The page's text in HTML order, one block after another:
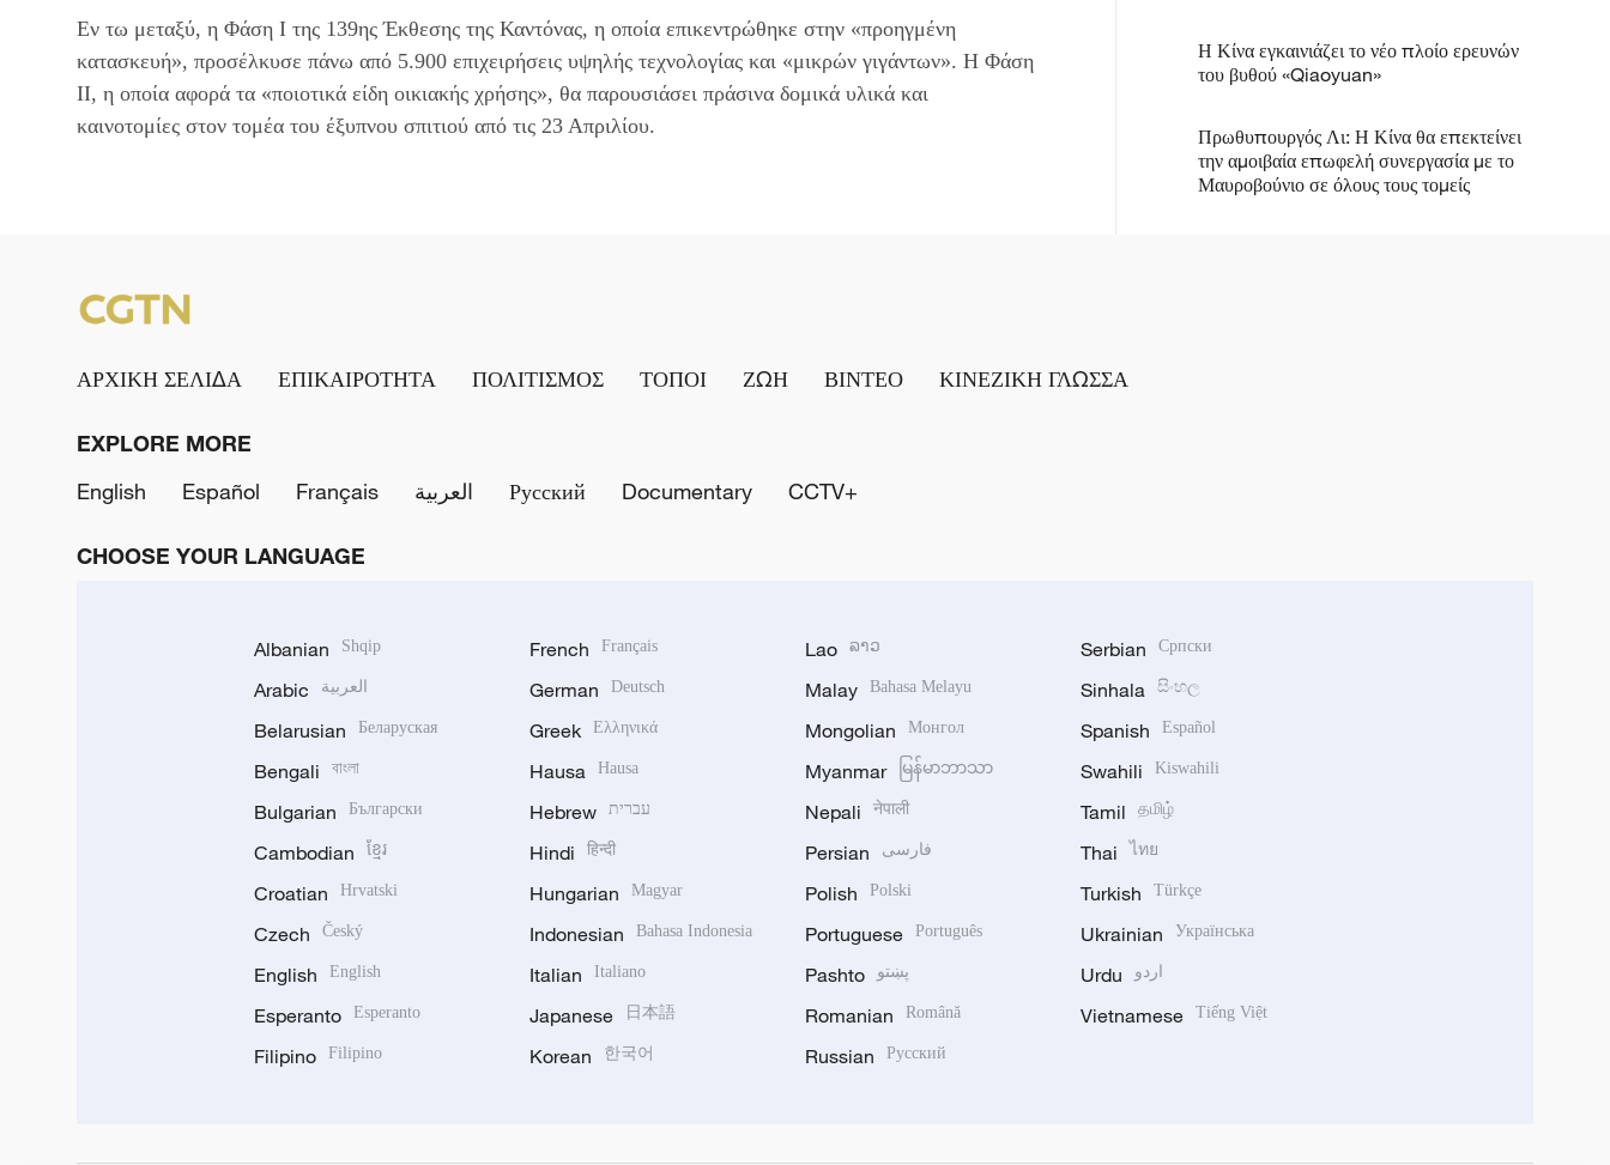
Εν τω μεταξύ, η Φάση Ι της 139ης Έκθεσης της Καντόνας, η οποία επικεντρώθηκε στην «προηγμένη
κατασκευή», προσέλκυσε πάνω από 5.900 επιχειρήσεις υψηλής τεχνολογίας και «μικρών γιγάντων». Η Φάση
II, η οποία αφορά τα «ποιοτικά είδη οικιακής χρήσης», θα παρουσιάσει πράσινα δομικά υλικά και
καινοτομίες στον τομέα του έξυπνου σπιτιού από τις 23 Απριλίου.
Η Κίνα εγκαινιάζει το νέο πλοίο ερευνών
του βυθού «Qiaoyuan»
Πρωθυπουργός Λι: Η Κίνα θα επεκτείνει
την αμοιβαία επωφελή συνεργασία με το
Μαυροβούνιο σε όλους τους τομείς
ΑΡΧΙΚΗ ΣΕΛΙΔΑ ΕΠΙΚΑΙΡΟΤΗΤΑ ΠΟΛΙΤΙΣΜΟΣ ΤΟΠΟΙ ΖΩΗ ΒΙΝΤΕΟ ΚΙΝΕΖΙΚΗ ΓΛΩΣΣΑ
EXPLORE MORE
English
Español Français العربية Русский Documentary CCTV+
CHOOSE YOUR LANGUAGE
Albanian Shqip
Arabic العربية
Belarusian Беларуская
Bengali বাংলা
Bulgarian Български
Cambodian ខ្មែរ
Croatian Hrvatski
Czech Český
English English
Esperanto Esperanto
Filipino Filipino
French Français
German Deutsch
Greek Ελληνικά
Hausa Hausa
Hebrew עברית
Hindi हिन्दी
Hungarian Magyar
Indonesian Bahasa Indonesia
Italian Italiano
Japanese 日本語
Korean 한국어
Lao ລາວ
Malay Bahasa Melayu
Mongolian Монгол
Myanmar မြန်မာဘာသာ
Nepali नेपाली
Persian فارسی
Polish Polski
Portuguese Português
Pashto پښتو
Romanian Română
Russian Русский
Serbian Српски
Sinhala සිංහල
Spanish Español
Swahili Kiswahili
Tamil தமிழ்
Thai ไทย
Turkish Türkçe
Ukrainian Українська
Urdu اردو
Vietnamese Tiếng Việt